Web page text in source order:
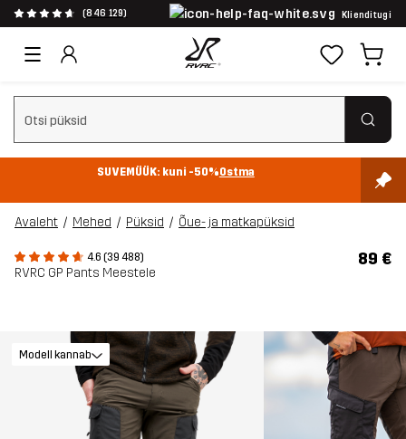
(846 129) Klienditugi
Tühjenda otsing
SUVEMÜÜK: kuni -50%Ostma
Avaleht Mehed Püksid Õue- ja matkapüksid
4.6 (39 488)
RVRC GP Pants Meestele
89 €
Modell kannab